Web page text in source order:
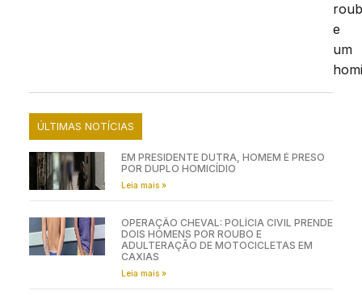
e
um
ÚLTIMAS NOTÍCIAS
EM PRESIDENTE DUTRA, HOMEM É PRESO
POR DUPLO HOMICÍDIO
Leia mais »
OPERAÇÃO CHEVAL: POLÍCIA CIVIL PRENDE
DOIS HOMENS POR ROUBO E
ADULTERAÇÃO DE MOTOCICLETAS EM
CAXIAS
Leia mais »